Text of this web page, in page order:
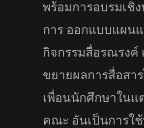
พร้อมการอบรมเชิ
การ ออกแบบแผน
กิจกรรมสื่อรณรงค์
ขยายผลการสื่อสา
เพื่อนนักศึกษาในแ
คณะ อันเป็นการใ